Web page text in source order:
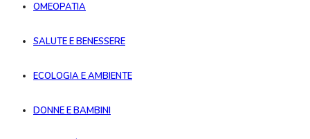
OMEOPATIA
SALUTE E BENESSERE
ECOLOGIA E AMBIENTE
DONNE E BAMBINI